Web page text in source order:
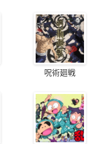
呪術廻戦